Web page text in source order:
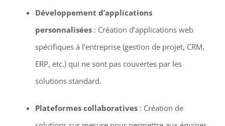
Développement d’applications
personnalisées: Création d’applications web
spécifiques à l’entreprise (gestion de projet, CRM,
ERP, etc.) qui ne sont pas couvertes par les
solutions standard.
Plateformes collaboratives: Création de